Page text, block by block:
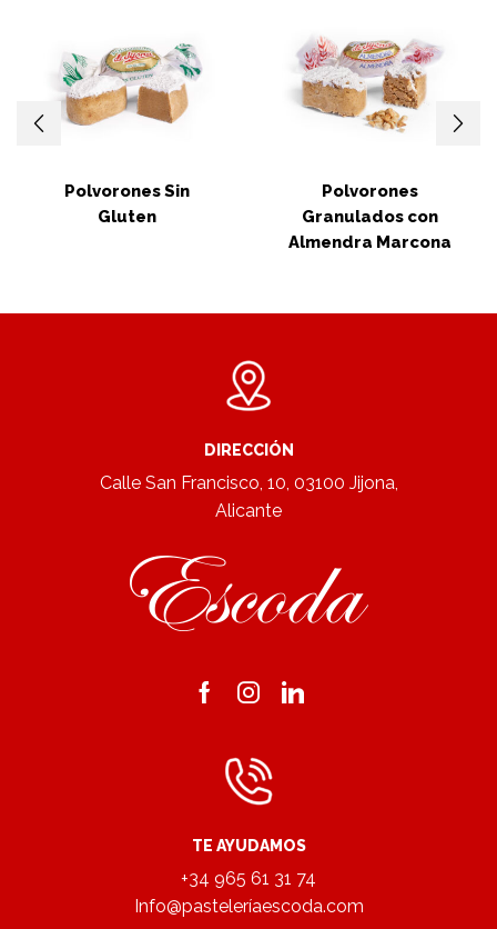
Polvorones Sin
Gluten
Polvorones
Granulados con
Almendra Marcona
DIRECCIÓN
Calle San Francisco, 10, 03100 Jijona,
Alicante
Facebook
Instagram
Linkedin
TE AYUDAMOS
+34 965 61 31 74
Info@pasteleríaescoda.com